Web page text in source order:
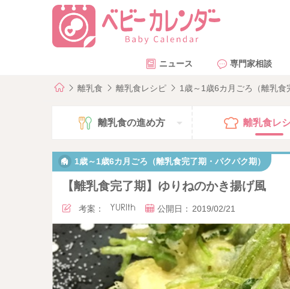
ニュース 専門家相談
離乳食 離乳食レシピ 1歳～1歳6カ月ごろ（離乳
離乳食の進め方 離乳食レ
1歳～1歳6カ月ごろ（離乳食完了期・パクパク期）
【離乳食完了期】ゆりねのかき揚げ風
考案： YURIth 公開日： 2019/02/21